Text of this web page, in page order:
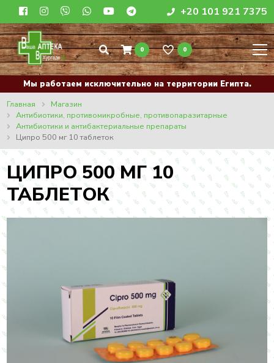
+20 101 921 7375
0 0
Мы работаем исключительно на территории Египта.
Главная
Магазин
Антибиотики, противомикробные, противопаразитарные
Антибиотики и антибактериальные препараты
Ципро 500 мг 10 таблеток
ЦИПРО 500 МГ 10
ТАБЛЕТОК